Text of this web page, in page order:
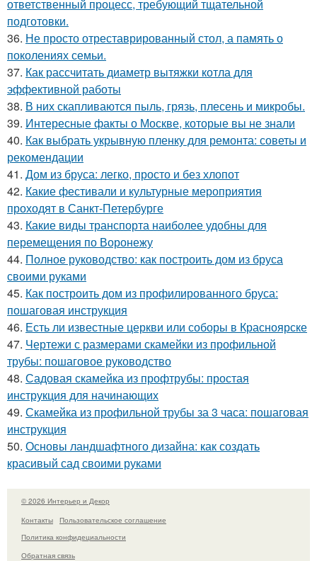
ответственный процесс, требующий тщательной
подготовки.
36. Не просто отреставрированный стол, а память о
поколениях семьи.
37. Как рассчитать диаметр вытяжки котла для
эффективной работы
38. В них скапливаются пыль, грязь, плесень и микробы.
39. Интересные факты о Москве, которые вы не знали
40. Как выбрать укрывную пленку для ремонта: советы и
рекомендации
41. Дом из бруса: легко, просто и без хлопот
42. Какие фестивали и культурные мероприятия
проходят в Санкт-Петербурге
43. Какие виды транспорта наиболее удобны для
перемещения по Воронежу
44. Полное руководство: как построить дом из бруса
своими руками
45. Как построить дом из профилированного бруса:
пошаговая инструкция
46. Есть ли известные церкви или соборы в Красноярске
47. Чертежи с размерами скамейки из профильной
трубы: пошаговое руководство
48. Садовая скамейка из профтрубы: простая
инструкция для начинающих
49. Скамейка из профильной трубы за 3 часа: пошаговая
инструкция
50. Основы ландшафтного дизайна: как создать
красивый сад своими руками
© 2026 Интерьер и Декор
Контакты
Пользовательское соглашение
Политика конфидециальности
Обратная связь